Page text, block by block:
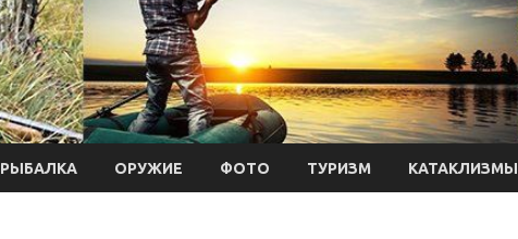
РЫБАЛКА ОРУЖИЕ ФОТО ТУРИЗМ КАТАКЛИЗМЫ